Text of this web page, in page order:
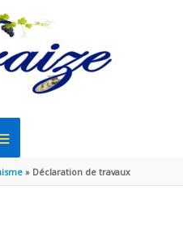
Déclaration de travaux